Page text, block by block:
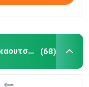
Μηχανή χύτευσης με έγχυση καουτσούκ (68)